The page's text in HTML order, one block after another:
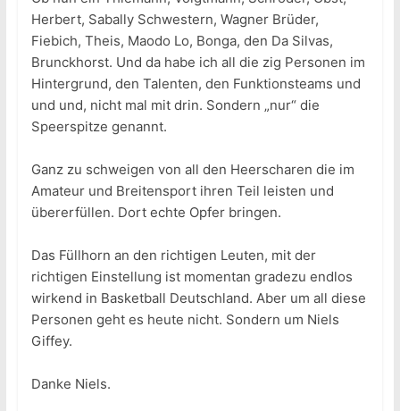
Herbert, Sabally Schwestern, Wagner Brüder,
Fiebich, Theis, Maodo Lo, Bonga, den Da Silvas,
Brunckhorst. Und da habe ich all die zig Personen im
Hintergrund, den Talenten, den Funktionsteams und
und und, nicht mal mit drin. Sondern „nur“ die
Speerspitze genannt.
Ganz zu schweigen von all den Heerscharen die im
Amateur und Breitensport ihren Teil leisten und
übererfüllen. Dort echte Opfer bringen.
Das Füllhorn an den richtigen Leuten, mit der
richtigen Einstellung ist momentan gradezu endlos
wirkend in Basketball Deutschland. Aber um all diese
Personen geht es heute nicht. Sondern um Niels
Giffey.
Danke Niels.